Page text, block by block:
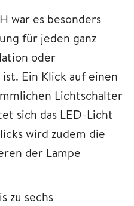
war es besonders
für jeden ganz
oder
Ein Klick auf einen
Lichtschalter
sich das LED-Licht
wird zudem die
der Lampe
zu sechs